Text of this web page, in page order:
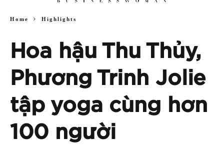
Home Highlights
Hoa hậu Thu Thủy,
Phương Trinh Jolie
tập yoga cùng hơn
100 người